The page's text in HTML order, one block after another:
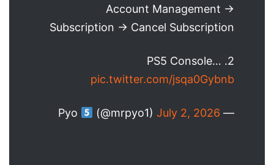
Account Management →
Subscription → Cancel Subscription
2. PS5 Console…
pic.twitter.com/jsqa0Gybnb
— Pyo
(@mrpyo1) July 2, 2026